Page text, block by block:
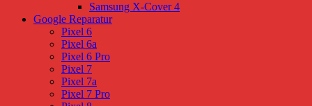
Samsung X-Cover 4
Google Reparatur
Pixel 6
Pixel 6a
Pixel 6 Pro
Pixel 7
Pixel 7a
Pixel 7 Pro